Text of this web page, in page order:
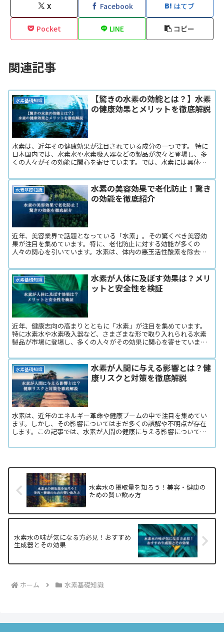
X Facebook はてブ
Pocket LINE コピー
関連記事
水素基礎知識
【驚きの水素の効能とは？】水素
の健康効果とメリットを徹底解説
水素は、近年その健康効果が注目されている成分の一つです。 特に
日本国内では、水素水や水素吸入器などの製品が次々と登場し、多
くの人々がその効能に関心を寄せています。では、水素には具体的
水素基礎知識
水素の美容効果で老化防止！驚き
の効能を徹底紹介
近年、美容業界で話題となっている「水素」。その驚くべき美容効
果が注目を集めています。特に、老化防止に対する効能が多くの
人々の関心を引いています。水素は、体内の悪玉活性酸素を除去す
軽...
水素基礎知識
水素が人体に及ぼす効果は？メリ
ットと安全性を検証
近年、健康志向の高まりとともに「水素」が注目を集めています。
特に水素水や水素吸入器など、さまざまな形で取り入れられる水素
製品が市場に登場し、多くの人々がその効果に関心を寄せていま
水素基礎知識
水素が人間に与える影響とは？健
康リスクと対策を徹底解説
水素は、近年のエネルギー革命や健康ブームの中で注目を集めてい
ます。しかし、その影響についてはまだ多くの誤解や不明点が存在
します。この記事では、水素が人間の健康に与える影響について、
水素水の摂取量を知ろう！美容・健康の
ための賢い飲み方
水素水の味が気になる方必見！おすすめ
生成器とその効果
ホーム 水素基礎知識